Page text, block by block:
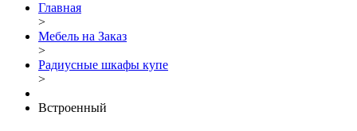
Главная
>
Мебель на Заказ
>
Радиусные шкафы купе
>
Встроенный